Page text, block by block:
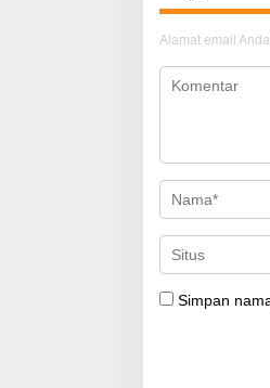
Alamat email
Simpan